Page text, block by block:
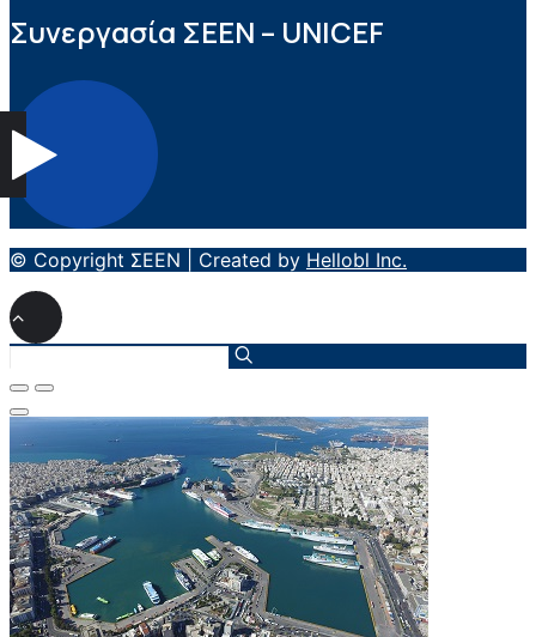
Συνεργασία ΣEEN – UNICEF
© Copyright ΣΕΕΝ | Created by Hellobl Inc.